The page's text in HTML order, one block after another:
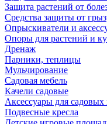
Защита растений от
Средства защиты от
Опрыскиватели и
Опоры для растений и
Дренаж
Парники, теплицы
Мульчирование
Садовая мебель
Качели садовые
Аксессуары для садовых
Подвесные кресла